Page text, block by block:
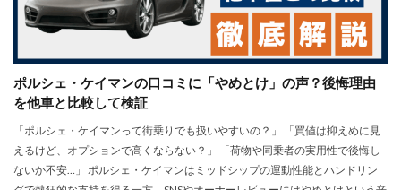
ポルシェ・ケイマンの口コミに「やめとけ」の声？後悔理由
を他車と比較して検証
「ポルシェ・ケイマンって街乗りでも扱いやすいの？」 「買値は抑えめに見
えるけど、オプションで高くならない？」 「荷物や同乗者の実用性で後悔し
ないか不安…」 ポルシェ・ケイマンはミッドシップの運動性能とハンドリン